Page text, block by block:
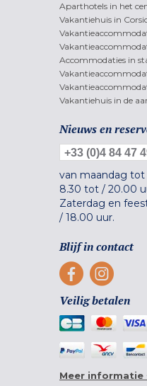
Aparthotels in het
Vakantiehuis in
Accommodaties in
Vakantiehuis in de
Nieuws en
+33 (0)4 84 47
van maandag
8.30 tot / 20.00
Zaterdag en
/ 18.00 uur.
Blijf in contact
Veilig betalen
Meer informatie